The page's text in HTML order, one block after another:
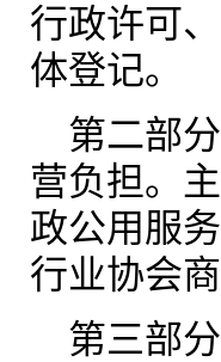
行政许可
体登记。
第二部
营负担。
政公用服
行业协会
第三部